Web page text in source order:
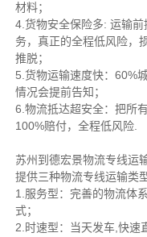
材料；
4.货物安全保险多: 运输
务，真正的全程低风险，
推脱；
5.货物运输速度快：60%
情况会提前告知；
6.物流抵达超安全：把所
100%赔付，全程低风险.
苏州到德宏景物流专线运
提供三种物流专线运输类
1.服务型：完善的物流体
式；
2.时速型：当天发车,快速